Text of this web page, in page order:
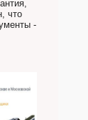
когда их
что
-